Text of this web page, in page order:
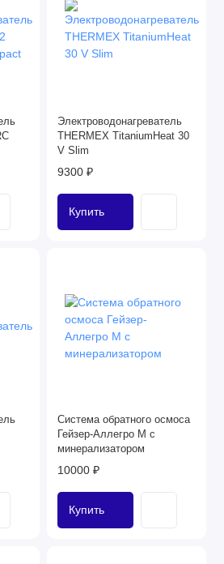
Электроводонагреватель
THERMEX TitaniumHeat 30
V Slim
9300 ₽
Купить
Система обратного осмоса
Гейзер-Аллегро М с
минерализатором
10000 ₽
Купить